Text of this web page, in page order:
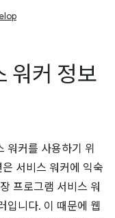
워커 정보
워커를 사용하기 위
서비스 워커에 익숙
프로그램 서비스 워
입니다. 이 때문에 웹